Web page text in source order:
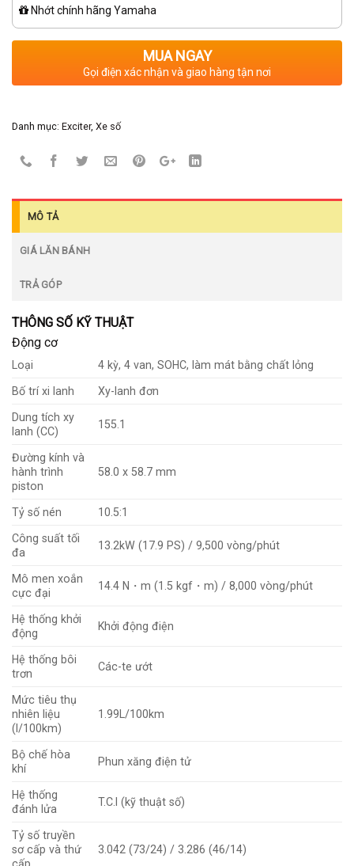
Nhớt chính hãng Yamaha
MUA NGAY
Gọi điện xác nhận và giao hàng tận nơi
Danh mục: Exciter, Xe số
MÔ TẢ
GIÁ LĂN BÁNH
TRẢ GÓP
THÔNG SỐ KỸ THUẬT
Động cơ
Loại 4 kỳ, 4 van, SOHC, làm mát bằng chất lỏng
Bố trí xi lanh Xy-lanh đơn
Dung tích xy
lanh (CC)
155.1
Đường kính và
hành trình
piston
58.0 x 58.7 mm
Tỷ số nén 10.5:1
Công suất tối
đa
13.2kW (17.9 PS) / 9,500 vòng/phút
Mô men xoắn
cực đại
14.4 N・m (1.5 kgf・m) / 8,000 vòng/phút
Hệ thống khởi
động
Khởi động điện
Hệ thống bôi
trơn
Các-te ướt
Mức tiêu thụ
nhiên liệu
(l/100km)
1.99L/100km
Bộ chế hòa
khí
Phun xăng điện tử
Hệ thống
đánh lửa
T.C.I (kỹ thuật số)
Tỷ số truyền
sơ cấp và thứ
3.042 (73/24) / 3.286 (46/14)